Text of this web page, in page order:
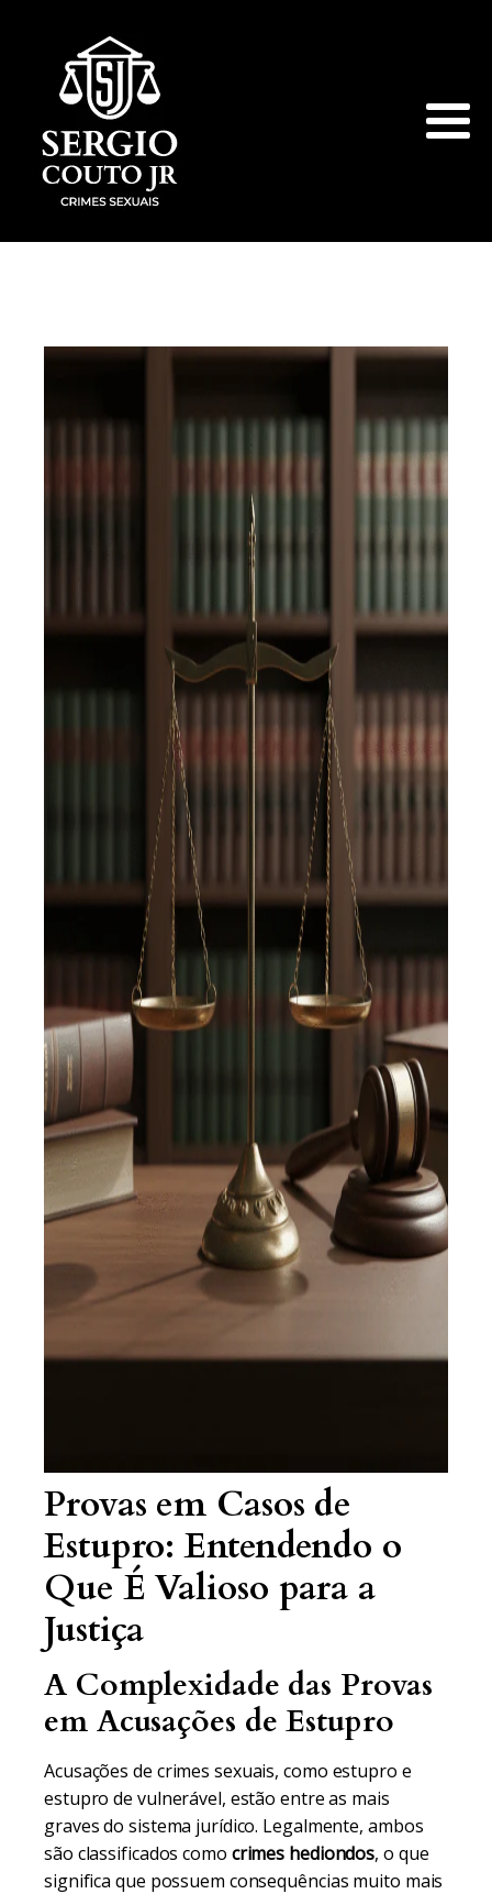
Provas em Casos de
Estupro: Entendendo o
Que É Valioso para a
Justiça
A Complexidade das Provas
em Acusações de Estupro
Acusações de crimes sexuais, como estupro e
estupro de vulnerável, estão entre as mais
graves do sistema jurídico. Legalmente, ambos
são classificados como crimes hediondos, o que
significa que possuem consequências muito mais